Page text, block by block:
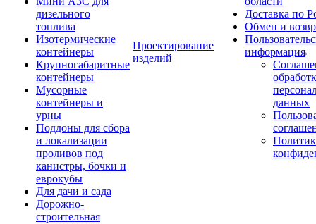
дизельного
топлива
Изотермические
контейнеры
Крупногабаритные
контейнеры
Мусорные
контейнеры и
урны
Поддоны для сбора
и локализации
проливов под
канистры, бочки и
еврокубы
Для дачи и сада
Дорожно-
строительная
Проектирование
изделий
Доставка по
Обмен и
информация
данных